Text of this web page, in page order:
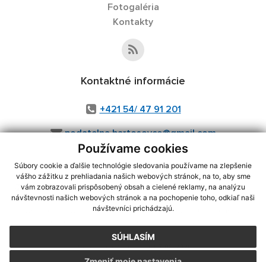
Používame cookies
Súbory cookie a ďalšie technológie sledovania používame na zlepšenie
vášho zážitku z prehliadania našich webových stránok, na to, aby sme
vám zobrazovali prispôsobený obsah a cielené reklamy, na analýzu
návštevnosti našich webových stránok a na pochopenie toho, odkiaľ naši
návštevníci prichádzajú.
SÚHLASÍM
Fotogaléria
Kontakty
Kontaktné informácie
+421 54/ 47 91 201
podatelna.bartosovce@gmail.com
využite možnosť získavania aktuálnych informácií s využitím RSS
CMS systém (redakčný) systém ECHELON 2,Mapa stránok,web portál
webex.digital, s.r.o.,domény,registrácia domény
Posledná aktualizácia:07.08.2026